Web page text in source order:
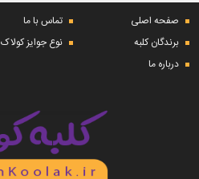
صفحه اصلی تماس با ما
برندگان کلبه
نوع جوایز کولاک
درباره ما